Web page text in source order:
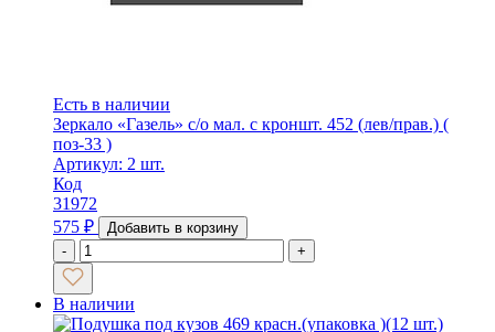
Есть в наличии
Зеркало «Газель» с/о мал. с кроншт. 452 (лев/прав.) (
поз-33 )
Артикул: 2 шт.
Код
31972
575 ₽
Добавить в корзину
-
+
В наличии